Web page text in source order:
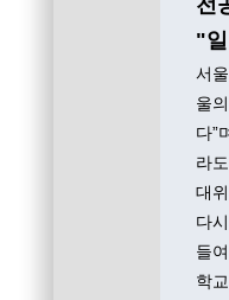
전
"
서
울
다”
라
대
다
들
학